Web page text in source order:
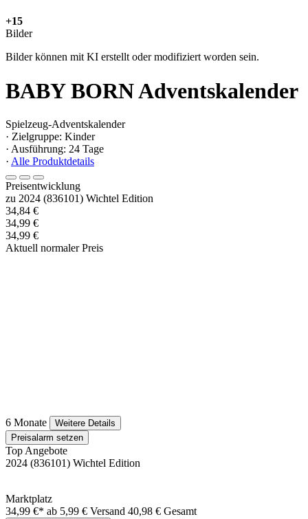
+15
Bilder
Bilder können mit KI erstellt oder modifiziert worden sein.
BABY BORN Adventskalender
Spielzeug-Adventskalender
· Zielgruppe: Kinder
· Ausführung: 24 Tage
· Alle Produktdetails
Preisentwicklung
zu 2024 (836101) Wichtel Edition
34,84 €
34,99 €
34,99 €
Aktuell normaler Preis
6 Monate
Weitere Details
Preisalarm setzen
Top Angebote
2024 (836101) Wichtel Edition
Marktplatz
34,99 €* ab 5,99 € Versand 40,98 € Gesamt